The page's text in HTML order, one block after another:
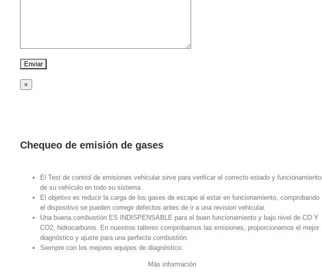
×
Chequeo de emisión de gases
El Test de control de emisiones vehicular sirve para verificar el correcto estado y funcionamiento
de su vehículo en todo su sistema.
El objetivo es reducir la carga de los gases de escape al estar en funcionamiento, comprobando
el dispositivo se pueden corregir defectos antes de ir a una revision vehicular.
Una buena combustión ES INDISPENSABLE para el buen funcionamiento y bajo nivel de CO Y
CO2, hidrocarburos. En nuestros talleres comprobamos las emisiones, proporcionamos el mejor
diagnóstico y ajuste para una perfecta combustión.
Siempre con los mejores equipos de diagnóstico.
Más información